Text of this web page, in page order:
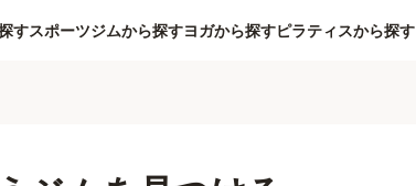
すスポーツジムから探すヨガから探すピラティスから探す